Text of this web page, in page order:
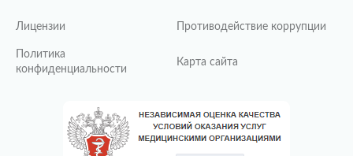
Лицензии Противодействие коррупции
Политика
конфиденциальности
Карта сайта